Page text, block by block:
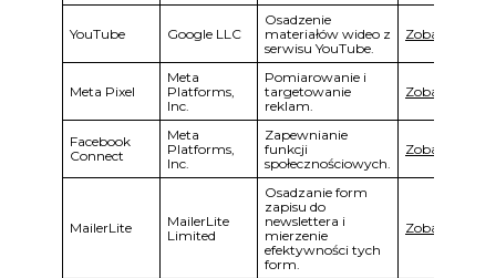
YouTube Google LLC
Osadzenie
materiałów wideo z
serwisu YouTube.
Zobacz
Meta Pixel
Meta
Platforms,
Inc.
Pomiarowanie i
targetowanie
reklam.
Zobacz
Facebook
Connect
Meta
Platforms,
Inc.
Zapewnianie
funkcji
społecznościowych.
Zobacz
MailerLite
MailerLite
Limited
Osadzanie form
zapisu do
newslettera i
mierzenie
efektywności tych
form.
Zobacz